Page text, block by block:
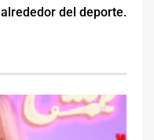
alrededor del deporte.